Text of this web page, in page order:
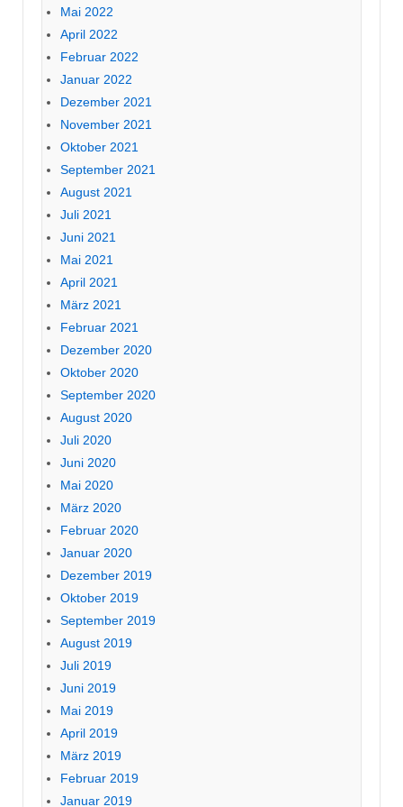
Mai 2022
April 2022
Februar 2022
Januar 2022
Dezember 2021
November 2021
Oktober 2021
September 2021
August 2021
Juli 2021
Juni 2021
Mai 2021
April 2021
März 2021
Februar 2021
Dezember 2020
Oktober 2020
September 2020
August 2020
Juli 2020
Juni 2020
Mai 2020
März 2020
Februar 2020
Januar 2020
Dezember 2019
Oktober 2019
September 2019
August 2019
Juli 2019
Juni 2019
Mai 2019
April 2019
März 2019
Februar 2019
Januar 2019